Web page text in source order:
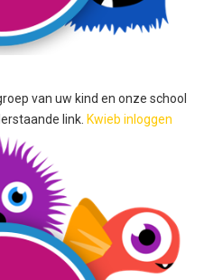
van uw kind en onze school
link. Kwieb inloggen